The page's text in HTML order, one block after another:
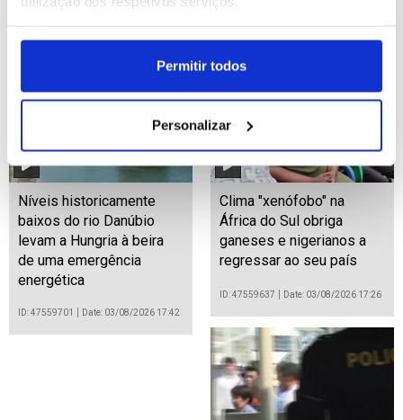
Permitir todos
Personalizar
Níveis historicamente
baixos do rio Danúbio
levam a Hungria à beira
de uma emergência
energética
ID: 47559701 Date: 03/08/2026 17:42
Clima "xenófobo" na
África do Sul obriga
ganeses e nigerianos a
regressar ao seu país
ID: 47559637 Date: 03/08/2026 17:26